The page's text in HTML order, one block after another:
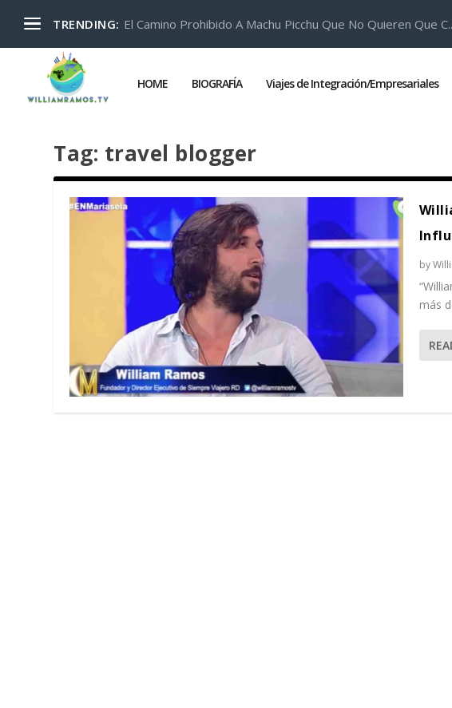
TRENDING: El Camino Prohibido A Machu Picchu Que No Quieren Que
HOME BIOGRAFÍA Viajes de Integración/Empresariales
Tag: travel blogger
by
más